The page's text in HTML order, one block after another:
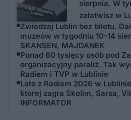
sierpnia. W
załatwisz w
Zwiedzaj Lublin bez biletu.
muzeów w tygodniu 10-14
SKANSEN, MAJDANEK
Ponad 60 tysięcy osób pod
organizacyjny paraliż. Tak
Radiem i TVP w Lublinie
Lato z Radiem 2026 w
której zagra Skolim, Sarsa,
INFORMATOR